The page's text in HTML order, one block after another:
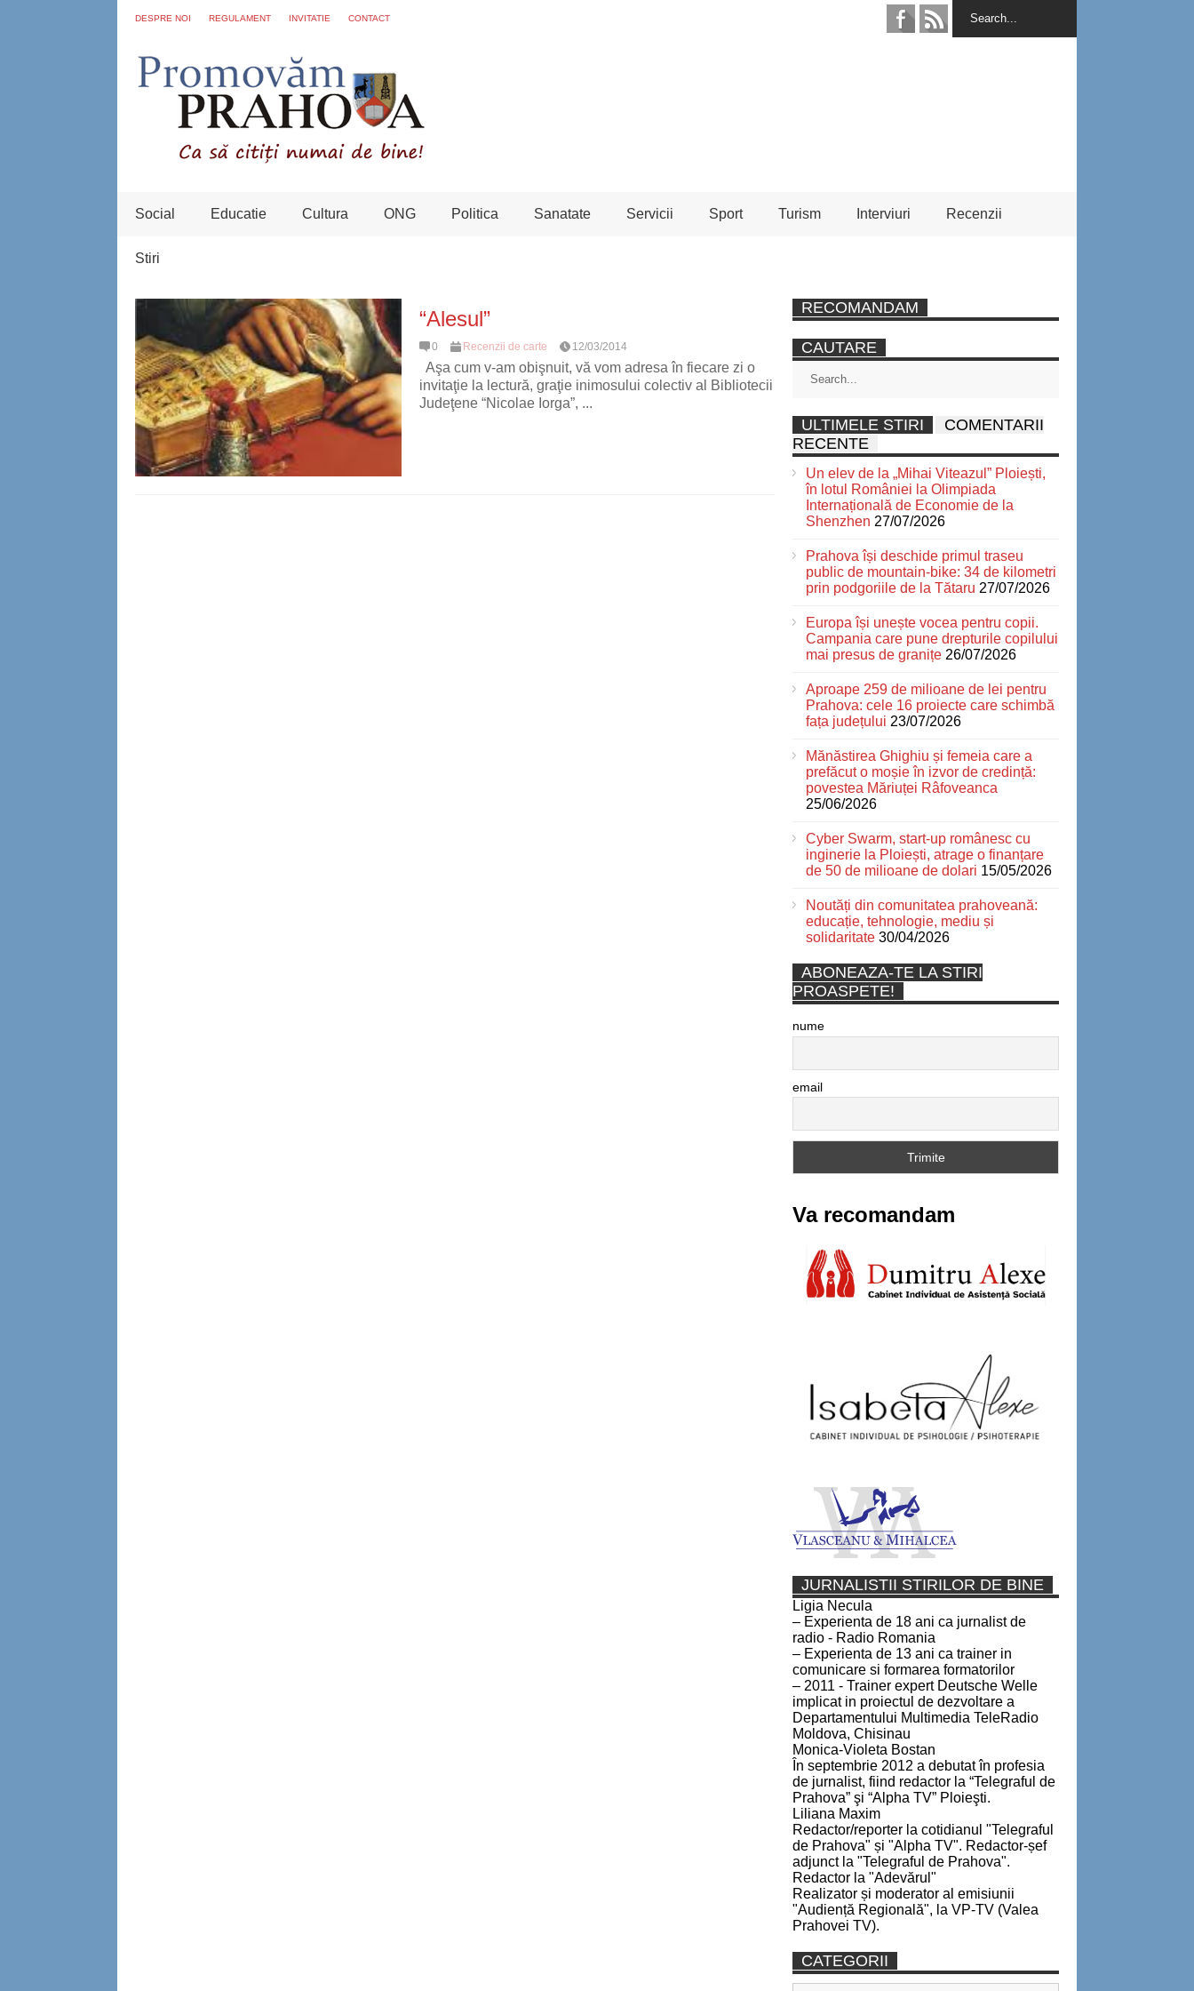
DESPRE NOI REGULAMENT INVITATIE CONTACT
Social Educatie Cultura ONG Politica Sanatate Servicii Sport Turism Interviuri Recenzii
Stiri
“Alesul”
0 Recenzii de carte 12/03/2014
Aşa cum v-am obişnuit, vă vom adresa în fiecare zi o
invitaţie la lectură, graţie inimosului colectiv al Bibliotecii
Judeţene “Nicolae Iorga”, ...
RECOMANDAM
CAUTARE
ULTIMELE STIRI
COMENTARII
RECENTE
Un elev de la „Mihai Viteazul” Ploiești,
în lotul României la Olimpiada
Internațională de Economie de la
Shenzhen 27/07/2026
Prahova își deschide primul traseu
public de mountain-bike: 34 de kilometri
prin podgoriile de la Tătaru 27/07/2026
Europa își unește vocea pentru copii.
Campania care pune drepturile copilului
mai presus de granițe 26/07/2026
Aproape 259 de milioane de lei pentru
Prahova: cele 16 proiecte care schimbă
fața județului 23/07/2026
Mănăstirea Ghighiu și femeia care a
prefăcut o moșie în izvor de credință:
povestea Măriuței Râfoveanca
25/06/2026
Cyber Swarm, start-up românesc cu
inginerie la Ploiești, atrage o finanțare
de 50 de milioane de dolari 15/05/2026
Noutăți din comunitatea prahoveană:
educație, tehnologie, mediu și
solidaritate 30/04/2026
ABONEAZA-TE LA STIRI
PROASPETE!
nume
email
Va recomandam
JURNALISTII STIRILOR DE BINE
Ligia Necula
– Experienta de 18 ani ca jurnalist de
radio - Radio Romania
– Experienta de 13 ani ca trainer in
comunicare si formarea formatorilor
– 2011 - Trainer expert Deutsche Welle
implicat in proiectul de dezvoltare a
Departamentului Multimedia TeleRadio
Moldova, Chisinau
Monica-Violeta Bostan
În septembrie 2012 a debutat în profesia
de jurnalist, fiind redactor la “Telegraful de
Prahova” şi “Alpha TV” Ploieşti.
Liliana Maxim
Redactor/reporter la cotidianul "Telegraful
de Prahova" și "Alpha TV". Redactor-șef
adjunct la "Telegraful de Prahova".
Redactor la "Adevărul"
Realizator și moderator al emisiunii
"Audiență Regională", la VP-TV (Valea
Prahovei TV).
CATEGORII
Categorii